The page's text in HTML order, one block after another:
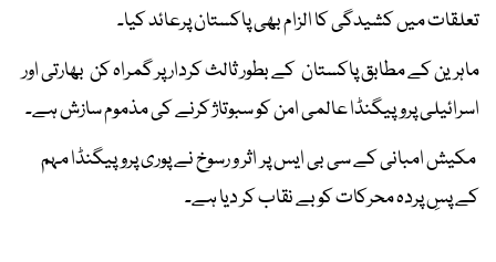
تعلقات میں کشیدگی کا الزام بھی پاکستان پرعائد کیا۔
ماہرین کے مطابق پاکستان کے بطور ثالث کردار پر گمراہ کن بھارتی اور
اسرائیلی پروپیگنڈا عالمی امن کو سبوتاژ کرنے کی مذموم سازش ہے۔
مکیش امبانی کے سی بی ایس پر اثر و رسوخ نے پوری پروپیگنڈا مہم
کے پسِ پردہ محرکات کو بے نقاب کر دیا ہے۔